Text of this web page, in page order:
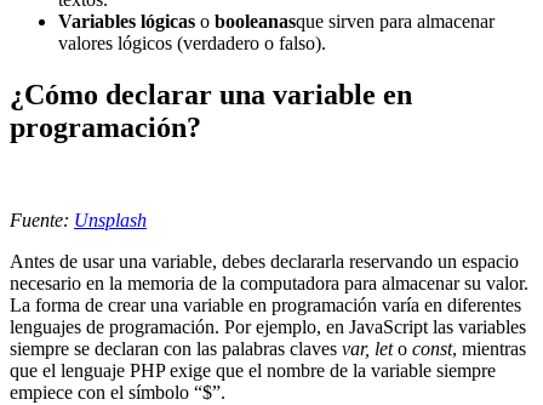
Variables lógicas o booleanasque sirven para almacenar
valores lógicos (verdadero o falso).
¿Cómo declarar una variable en
programación?
Fuente: Unsplash
Antes de usar una variable, debes declararla reservando un espacio
necesario en la memoria de la computadora para almacenar su valor.
La forma de crear una variable en programación varía en diferentes
lenguajes de programación. Por ejemplo, en JavaScript las variables
siempre se declaran con las palabras claves var, leto const, mientras
que el lenguaje PHP exige que el nombre de la variable siempre
empiece con el símbolo “$”.